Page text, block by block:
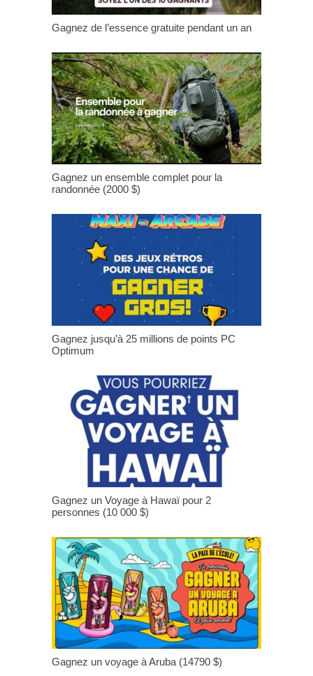
Gagnez de l’essence gratuite pendant un an
Gagnez un ensemble complet pour la
randonnée (2000 $)
Gagnez jusqu’à 25 millions de points PC
Optimum
Gagnez un Voyage à Hawaï pour 2
personnes (10 000 $)
Gagnez un voyage à Aruba (14790 $)